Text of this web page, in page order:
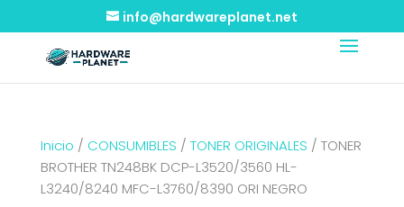
info@hardwareplanet.net
Inicio / CONSUMIBLES / TONER ORIGINALES / TONER
BROTHER TN248BK DCP-L3520/3560 HL-
L3240/8240 MFC-L3760/8390 ORI NEGRO